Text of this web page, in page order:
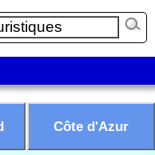
Côte d'Azur